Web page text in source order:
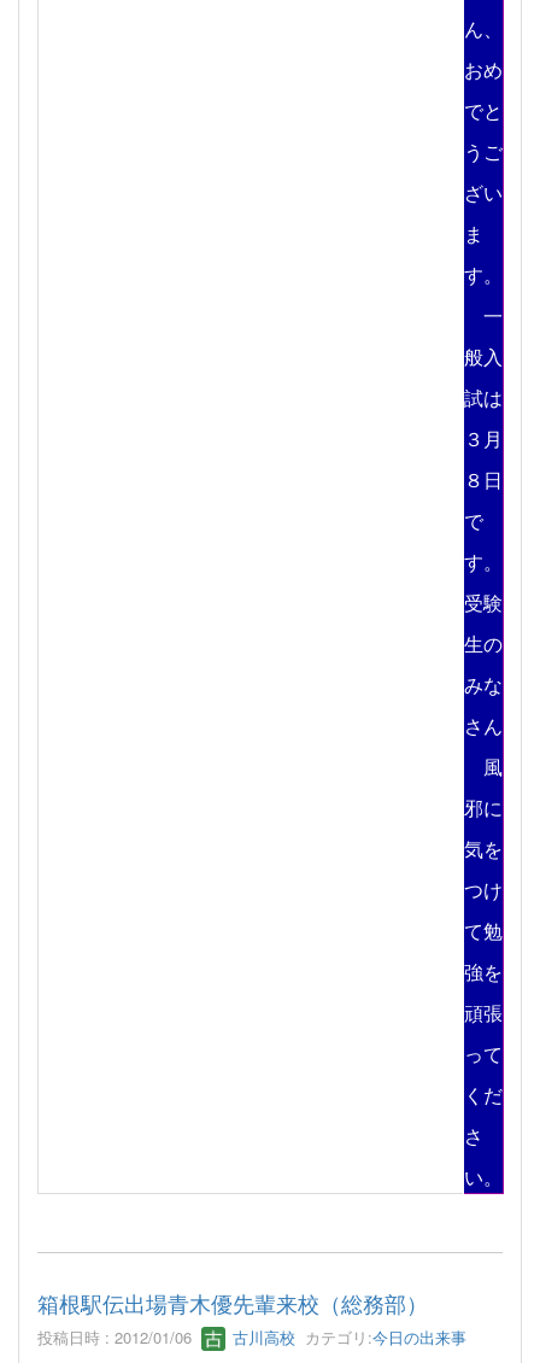
ん、
おめ
でと
うご
ざい
ま
す。
一
般入
試は
３月
８日
で
す。
受験
生の
みな
さん
風
邪に
気を
つけ
て勉
強を
頑張
って
くだ
さ
い。
箱根駅伝出場青木優先輩来校（総務部）
投稿日時 : 2012/01/06 古川高校 カテゴリ:今日の出来事